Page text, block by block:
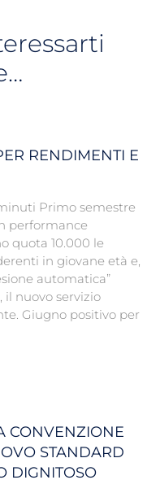
RENDIMENTI E
Primo semestre
performance
quota 10.000 le
in giovane età e,
automatica”
il nuovo servizio
Giugno positivo per
CONVENZIONE
STANDARD
DIGNITOSO